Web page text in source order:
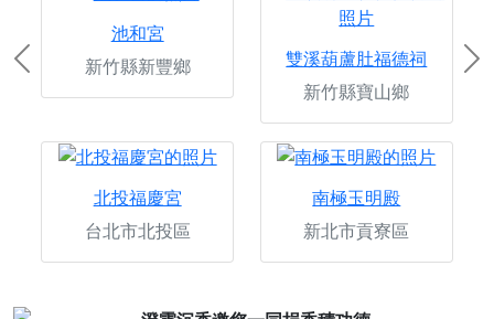
池和宮
新竹縣新豐鄉
雙溪葫蘆肚福德祠
新竹縣寶山鄉
北投福慶宮
台北市北投區
南極玉明殿
新北市貢寮區
Previous